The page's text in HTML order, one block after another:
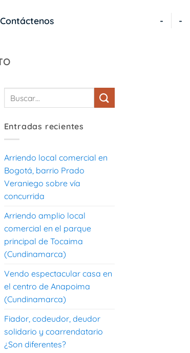
Contáctenos - -
Entradas recientes
Arriendo local comercial en
Bogotá, barrio Prado
Veraniego sobre vía
concurrida
Arriendo amplio local
comercial en el parque
principal de Tocaima
(Cundinamarca)
Vendo espectacular casa en
el centro de Anapoima
(Cundinamarca)
Fiador, codeudor, deudor
solidario y coarrendatario
¿Son diferentes?